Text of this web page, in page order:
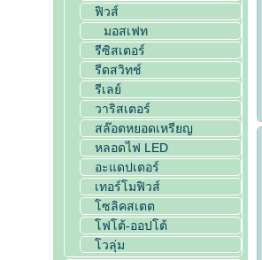
ฟิวส์
มอสเฟท
รีซิสเตอร์
รีดสวิทช์
รีเลย์
วาริสเตอร์
สล๊อตหยอดเหรียญ
หลอดไฟ LED
อะแดปเตอร์
เทอร์โมฟิวส์
โซลิคสเตต
โฟโต้-ออปโต้
โวลุ่ม